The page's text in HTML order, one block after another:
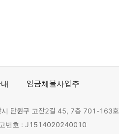
임금체불사업주
시 단원구 고잔2길 45, 7층 701-163호
고번호 : J1514020240010